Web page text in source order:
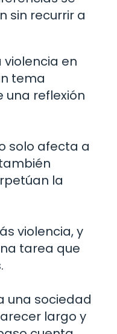
sin recurrir a
violencia en
tema
una reflexión
solo afecta a
la
violencia, y
tarea que
una sociedad
largo y